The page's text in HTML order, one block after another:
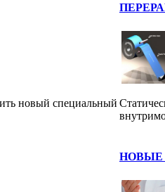
новый специальный
НОВЫЕ